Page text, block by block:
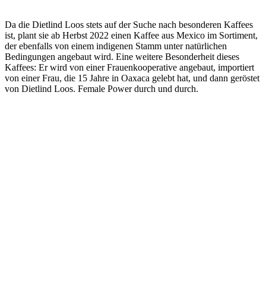
Da die Dietlind Loos stets auf der Suche nach besonderen Kaffees
ist, plant sie ab Herbst 2022 einen Kaffee aus Mexico im Sortiment,
der ebenfalls von einem indigenen Stamm unter natürlichen
Bedingungen angebaut wird. Eine weitere Besonderheit dieses
Kaffees: Er wird von einer Frauenkooperative angebaut, importiert
von einer Frau, die 15 Jahre in Oaxaca gelebt hat, und dann geröstet
von Dietlind Loos. Female Power durch und durch.